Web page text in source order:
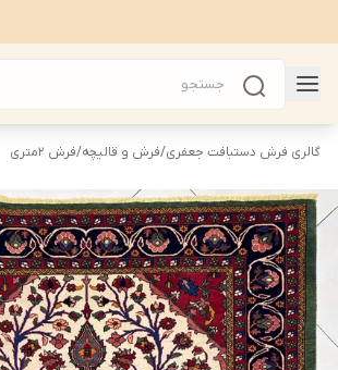
گالری فرش دستبافت جعفری/فرش و قالیچه/فرش 2متری